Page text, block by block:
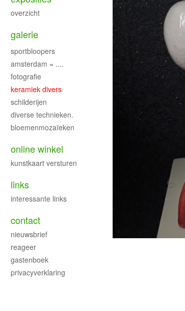
overzicht
galerie
sportbloopers
amsterdam = ....
fotografie
keramiek divers
schilderijen
diverse technieken.
bloemenmozaïeken
online winkel
kunstkaart versturen
links
interessante links
contact
nieuwsbrief
reageer
gastenboek
privacyverklaring